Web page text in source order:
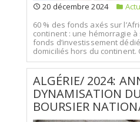
20 décembre 2024
60 % des fonds axés sur
continent : une hémorragie
fonds d’investissement
domiciliés hors du continent.
ALGÉRIE/ 2024:
DYNAMISATION
BOURSIER